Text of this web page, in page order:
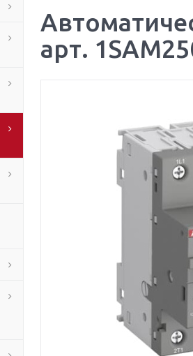
арт.